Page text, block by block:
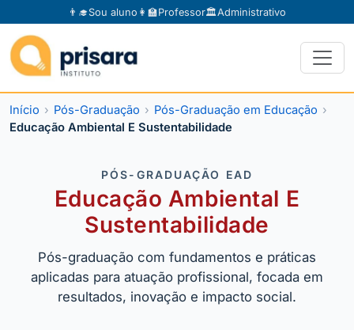
👨‍🎓Sou aluno 👩‍🏫Professor🏛️Administrativo
Início Pós-Graduação
Pós-Graduação em Educação
Educação Ambiental E Sustentabilidade
PÓS-GRADUAÇÃO EAD
Educação Ambiental E
Sustentabilidade
Pós-graduação com fundamentos e práticas
aplicadas para atuação profissional, focada em
resultados, inovação e impacto social.